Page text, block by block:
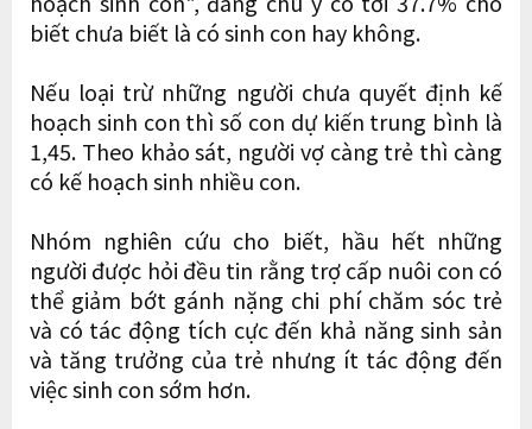
biết chưa biết là có sinh con hay không.
Nếu loại trừ những người chưa quyết định kế
hoạch sinh con thì số con dự kiến ​​trung bình là
1,45. Theo khảo sát, người vợ càng trẻ thì càng
có kế hoạch sinh nhiều con.
Nhóm nghiên cứu cho biết, hầu hết những
người được hỏi đều tin rằng trợ cấp nuôi con có
thể giảm bớt gánh nặng chi phí chăm sóc trẻ
và có tác động tích cực đến khả năng sinh sản
và tăng trưởng của trẻ nhưng ít tác động đến
việc sinh con sớm hơn.